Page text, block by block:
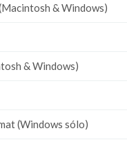
& Windows)
& Windows)
(Windows sólo)